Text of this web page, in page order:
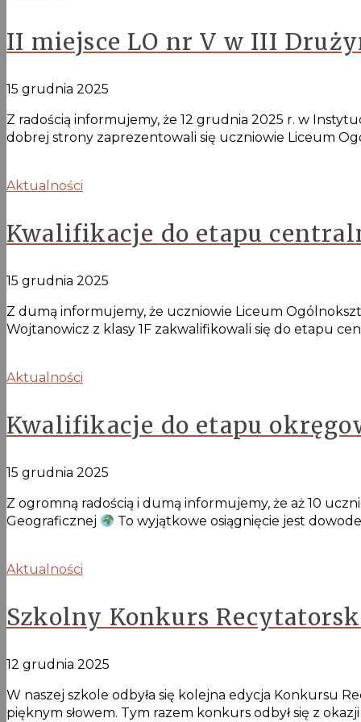
II miejsce LO nr V w III
15 grudnia 2025
Z radością informujemy, że 12 grudnia 2025 r. w
dobrej strony zaprezentowali się uczniowie Liceum
Aktualności
Kwalifikacje do etapu
15 grudnia 2025
Z dumą informujemy, że uczniowie Liceum
Wojtanowicz z klasy 1F zakwalifikowali się do etapu
Aktualności
Kwalifikacje do etapu
15 grudnia 2025
Z ogromną radością i dumą informujemy, że aż 10
Geograficznej
To wyjątkowe osiągnięcie jest
Aktualności
Szkolny Konkurs
12 grudnia 2025
W naszej szkole odbyła się kolejna edycja Konkursu
pięknym słowem. Tym razem konkurs odbył się z